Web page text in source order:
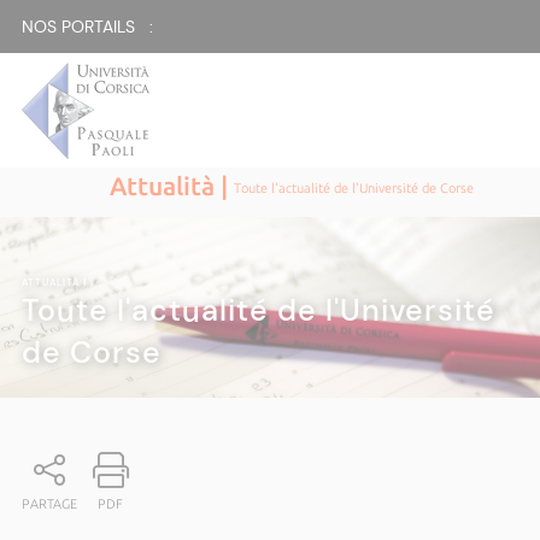
NOS PORTAILS :
Attualità |Toute l'actualité de l'Université de Corse
ATTUALITÀ|
Toute l'actualité de l'Université
de Corse
PARTAGE PDF